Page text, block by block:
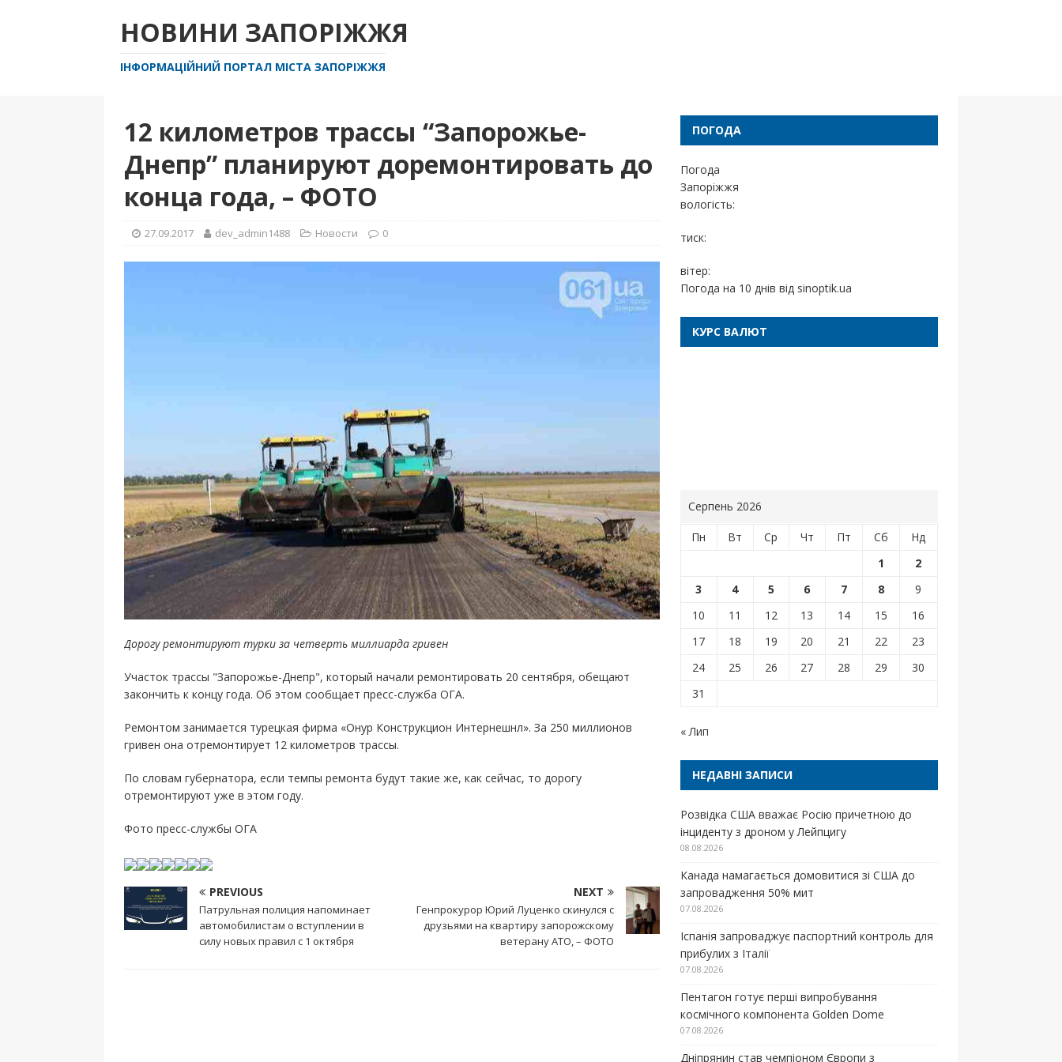
НОВИНИ ЗАПОРІЖЖЯ
ІНФОРМАЦІЙНИЙ ПОРТАЛ МІСТА ЗАПОРІЖЖЯ
12 километров трассы “Запорожье-
Днепр” планируют доремонтировать до
конца года, – ФОТО
27.09.2017 dev_admin1488 Новости 0
Дорогу ремонтируют турки за четверть миллиарда гривен
Участок трассы "Запорожье-Днепр", который начали ремонтировать 20 сентября, обещают
закончить к концу года. Об этом сообщает пресс-служба ОГА.
Ремонтом занимается турецкая фирма «Онур Конструкцион Интернешнл». За 250 миллионов
гривен она отремонтирует 12 километров трассы.
По словам губернатора, если темпы ремонта будут такие же, как сейчас, то дорогу
отремонтируют уже в этом году.
Фото пресс-службы ОГА
PREVIOUS
Патрульная полиция напоминает
автомобилистам о вступлении в
силу новых правил с 1 октября
NEXT
Генпрокурор Юрий Луценко скинулся с
друзьями на квартиру запорожскому
ветерану АТО, – ФОТО
ПОГОДА
Погода
Запоріжжя
вологість:
тиск:
вітер:
Погода на 10 днів від sinoptik.ua
КУРС ВАЛЮТ
Серпень 2026
Пн Вт Ср Чт Пт Сб
Нд
1
2
3
4 5 6 7 8
9
10
11 12 13 14 15
16
17
18 19 20 21 22
23
24
25 26 27 28 29
30
31
« Лип
НЕДАВНІ ЗАПИСИ
Розвідка США вважає Росію причетною до
інциденту з дроном у Лейпцигу
08.08.2026
Канада намагається домовитися зі США до
запровадження 50% мит
07.08.2026
Іспанія запроваджує паспортний контроль для
прибулих з Італії
07.08.2026
Пентагон готує перші випробування
космічного компонента Golden Dome
07.08.2026
Дніпрянин став чемпіоном Європи з